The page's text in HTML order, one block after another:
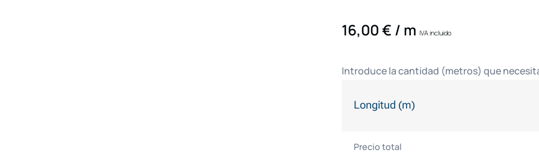
16,00€ / m IVA incluido
Introduce la cantidad (metros) que
Longitud (m)
Precio total